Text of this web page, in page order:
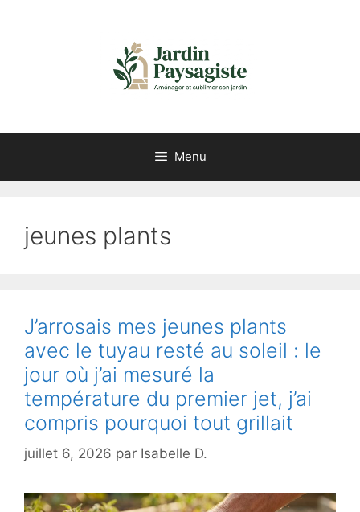
Menu
jeunes plants
J’arrosais mes jeunes plants
avec le tuyau resté au soleil : le
jour où j’ai mesuré la
température du premier jet, j’ai
compris pourquoi tout grillait
juillet 6, 2026 par Isabelle D.